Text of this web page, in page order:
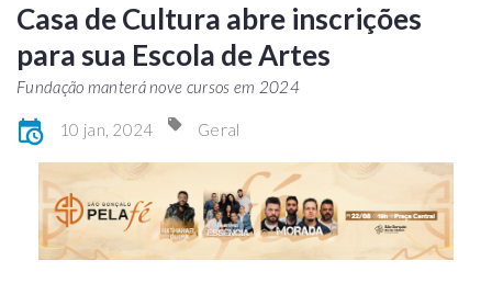
Casa de Cultura abre inscrições
para sua Escola de Artes
Fundação manterá nove cursos em 2024
10 jan, 2024 Geral